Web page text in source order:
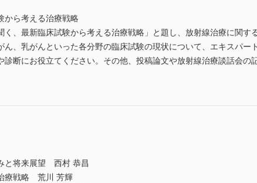
から考える治療戦略
く、最新臨床試験から考える治療戦略」と題し、放射線治療に関す
、乳がんといった各分野の臨床試験の現状について、エキスパー
断にお役立てください。その他、投稿論文や放射線治療談話会の
と将来展望 西村 恭昌
療戦略 荒川 芳輝